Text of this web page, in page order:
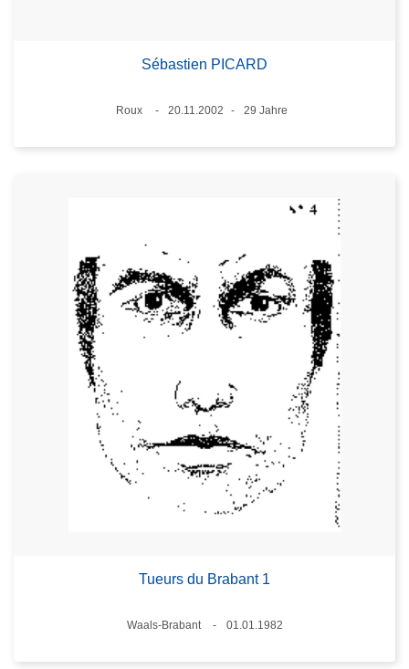
Sébastien PICARD
Standort
Roux
20.11.2002
29 Jahre
Tueurs du Brabant 1
Standort
Waals-Brabant
01.01.1982